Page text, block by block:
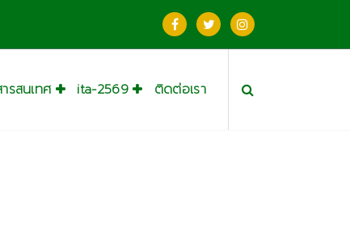
รสนเทศ ita-2569 ติดต่อเรา